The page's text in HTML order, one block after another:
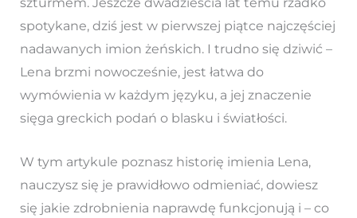
szturmem. Jeszcze dwadzieścia lat temu rzadko
spotykane, dziś jest w pierwszej piątce najczęściej
nadawanych imion żeńskich. I trudno się dziwić –
Lena brzmi nowocześnie, jest łatwa do
wymówienia w każdym języku, a jej znaczenie
sięga greckich podań o blasku i światłości.
W tym artykule poznasz historię imienia Lena,
nauczysz się je prawidłowo odmieniać, dowiesz
się jakie zdrobnienia naprawdę funkcjonują i – co